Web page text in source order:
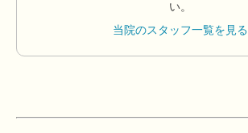
い。
当院のスタッフ一覧を見る